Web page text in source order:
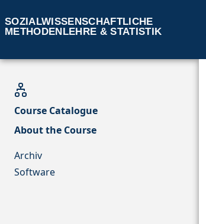
SOZIALWISSENSCHAFTLICHE
METHODENLEHRE & STATISTIK
Course Catalogue
About the Course
Archiv
Software